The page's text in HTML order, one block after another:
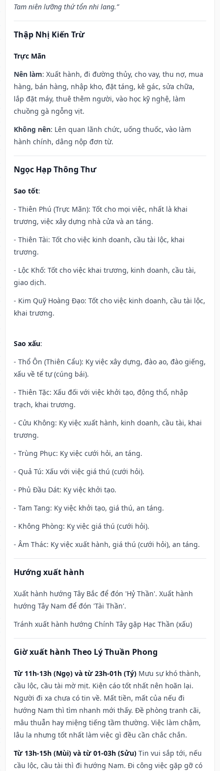
Tam niên lưỡng thứ tổn nhi lang.”
Thập Nhị Kiến Trừ
Trực Mãn
Nên làm: Xuất hành, đi đường thủy, cho vay, thu nợ, mua
hàng, bán hàng, nhập kho, đặt táng, kê gác, sửa chữa,
lắp đặt máy, thuê thêm người, vào học kỹ nghệ, làm
chuồng gà ngỗng vịt.
Không nên: Lên quan lãnh chức, uống thuốc, vào làm
hành chính, dâng nộp đơn từ.
Ngọc Hạp Thông Thư
Sao tốt:
- Thiên Phú (Trực Mãn): Tốt cho mọi việc, nhất là khai
trương, việc xây dựng nhà cửa và an táng.
- Thiên Tài: Tốt cho việc kinh doanh, cầu tài lộc, khai
trương.
- Lộc Khố: Tốt cho việc khai trương, kinh doanh, cầu tài,
giao dịch.
- Kim Quỹ Hoàng Đạo: Tốt cho việc kinh doanh, cầu tài lộc,
khai trương.
Sao xấu:
- Thổ Ôn (Thiên Cẩu): Kỵ việc xây dựng, đào ao, đào giếng,
xấu về tế tự (cúng bái).
- Thiên Tặc: Xấu đối với việc khởi tạo, động thổ, nhập
trạch, khai trương.
- Cửu Không: Kỵ việc xuất hành, kinh doanh, cầu tài, khai
trương.
- Trùng Phục: Kỵ việc cưới hỏi, an táng.
- Quả Tú: Xấu với việc giá thú (cưới hỏi).
- Phủ Đầu Dát: Kỵ việc khởi tạo.
- Tam Tang: Kỵ việc khởi tạo, giá thú, an táng.
- Không Phòng: Kỵ việc giá thú (cưới hỏi).
- Âm Thác: Kỵ việc xuất hành, giá thú (cưới hỏi), an táng.
Hướng xuất hành
Xuất hành hướng Tây Bắc để đón 'Hỷ Thần'. Xuất hành
hướng Tây Nam để đón 'Tài Thần'.
Tránh xuất hành hướng Chính Tây gặp Hạc Thần (xấu)
Giờ xuất hành Theo Lý Thuần Phong
Từ 11h-13h (Ngọ) và từ 23h-01h (Tý) Mưu sự khó thành,
cầu lộc, cầu tài mờ mịt. Kiện cáo tốt nhất nên hoãn lại.
Người đi xa chưa có tin về. Mất tiền, mất của nếu đi
hướng Nam thì tìm nhanh mới thấy. Đề phòng tranh cãi,
mâu thuẫn hay miệng tiếng tầm thường. Việc làm chậm,
lâu la nhưng tốt nhất làm việc gì đều cần chắc chắn.
Từ 13h-15h (Mùi) và từ 01-03h (Sửu) Tin vui sắp tới, nếu
cầu lộc, cầu tài thì đi hướng Nam. Đi công việc gặp gỡ có